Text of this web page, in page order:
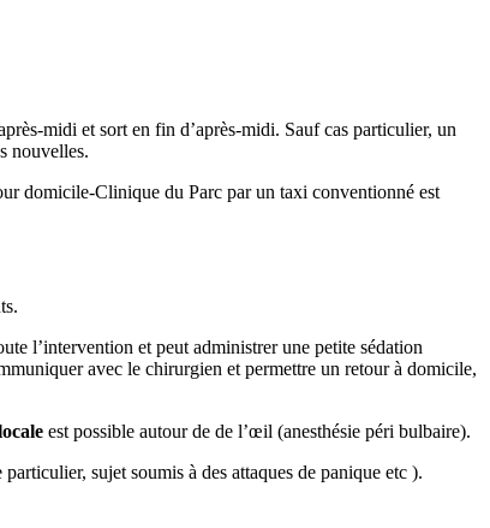
midi et sort en fin d’après-midi. Sauf cas particulier, un
nouvelles.
domicile-Clinique du Parc par un taxi conventionné est
l’intervention et peut administrer une petite sédation
avec le chirurgien et permettre un retour à domicile,
est possible autour de de l’œil (anesthésie péri bulbaire).
sujet soumis à des attaques de panique etc ).